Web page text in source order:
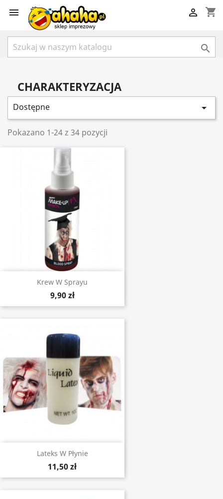
 shopping_cart


CHARAKTERYZACJA
Dostępne 
Pokazano 1-24 z 34 pozycji
Krew W Sprayu
9,90 zł
Lateks W Płynie
11,50 zł